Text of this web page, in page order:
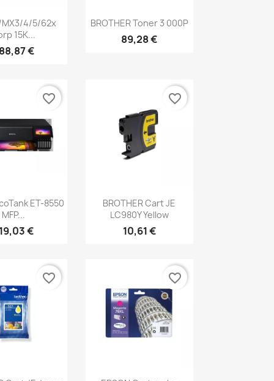
rapide
MX3/4/5/62x
15K...
€
Aperçu rapide
BROTHER Toner 3 000P
89,28 €
rapide
ET-8550
MFP...
€
favorite_border
Aperçu rapide
BROTHER Cart JE
LC980Y Yellow
10,61 €
favorite_border
favorite_border favorite_border